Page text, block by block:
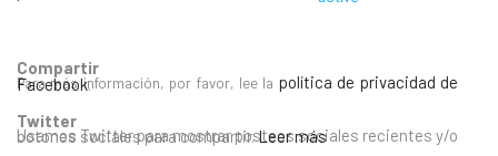
Compartir
Para más información, por favor, lee la
política de privacidad de Facebook.
Twitter
Usamos Twitter para mostrar posteos sociales recientes y/o botones sociales para compartir.Leer más